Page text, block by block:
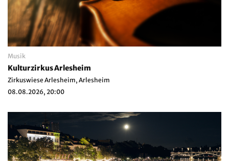
Musik
Kulturzirkus Arlesheim
Zirkuswiese Arlesheim, Arlesheim
08.08.2026, 20:00